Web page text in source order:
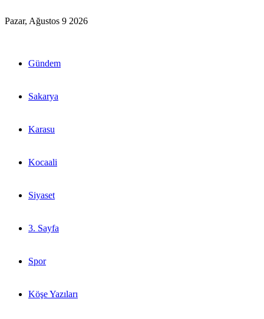
Pazar, Ağustos 9 2026
Gündem
Sakarya
Karasu
Kocaali
Siyaset
3. Sayfa
Spor
Köşe Yazıları